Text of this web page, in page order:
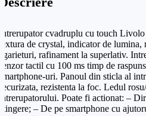
Email*
Telefon*
Mesaj (cantitate, termen, alte
Email*
Telefon*
cvadruplu cu touch
de crystal, indicator de lumina,
rafinament la superlativ.
tactil cu 100 ms timp de
uri. Panoul din sticla al
rezistenta la foc. Ledul
Poate fi actionat: –
– De pe smartphone cu